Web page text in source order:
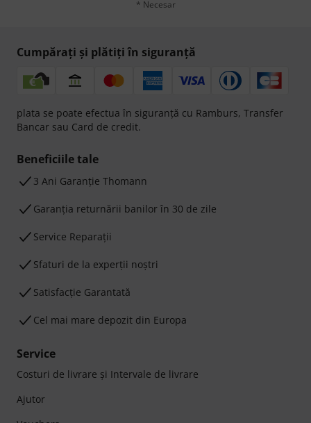
* Necesar
Cumpărați și plătiți în siguranță
plata se poate efectua în siguranță cu Ramburs, Transfer
Bancar sau Card de credit.
Beneficiile tale
3 Ani Garanție Thomann
Garanţia returnării banilor în 30 de zile
Service Reparații
Sfaturi de la experții noștri
Satisfacție Garantată
Cel mai mare depozit din Europa
Service
Costuri de livrare şi Intervale de livrare
Ajutor